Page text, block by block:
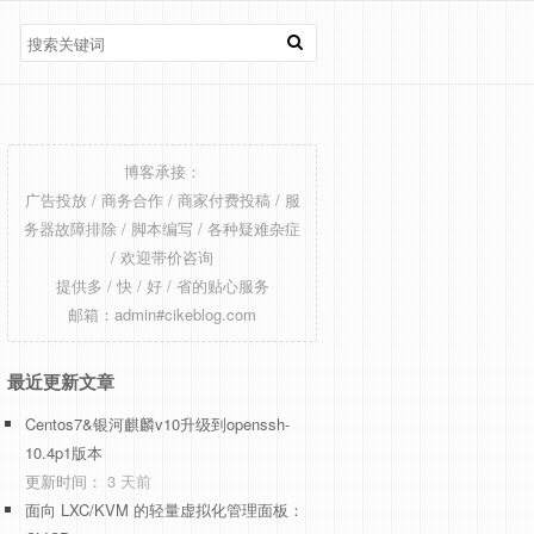
博客承接：
广告投放 / 商务合作 / 商家付费投稿 / 服
务器故障排除 / 脚本编写 / 各种疑难杂症
/ 欢迎带价咨询
提供多 / 快 / 好 / 省的贴心服务
邮箱：admin#cikeblog.com
最近更新文章
Centos7&银河麒麟v10升级到openssh-
10.4p1版本
更新时间： 3 天前
面向 LXC/KVM 的轻量虚拟化管理面板：